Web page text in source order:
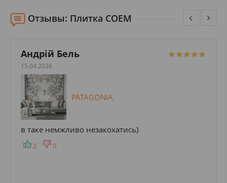
Отзывы: Плитка COEM
Андрій Бель
15.04.2026
PATAGONIA
в таке немжливо незакохатись)
2 0